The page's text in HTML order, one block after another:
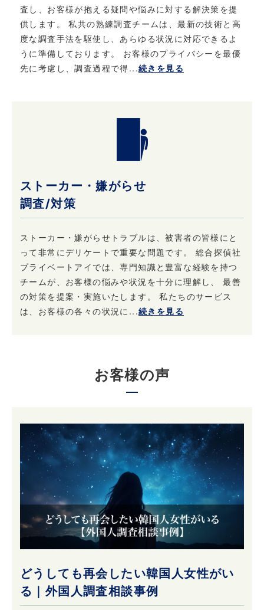
査し、お客様が抱える疑問や悩みに対する解決策を提
供します。 私共の熟練調査チームは、最新の技術と高
度な調査手法を駆使し、あらゆる状況に対応できるよ
うに準備しております。 お客様のプライバシーを最優
先に考慮し、調査過程で得...続きを見る
ストーカー・嫌がらせ
調査/対策
ストーカー・嫌がらせトラブルは、被害者の皆様にと
って非常にデリケートで重要な問題です。 総合探偵社
プライベートアイでは、専門知識と豊富な経験を持つ
チームが、お客様の悩みや状況を十分に理解し、 最善
の対策を提案・実施いたします。 私たちのサービス
は、お客様の各々の状況に...続きを見る
お客様の声
どうしても再会したい韓国人女性がい
る｜外国人調査相談事例